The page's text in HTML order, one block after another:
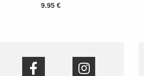
9.95 €